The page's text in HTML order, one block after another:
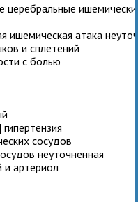
ишемическая атака
и сплетений
с болью
сосудов
неуточненная
и артериол